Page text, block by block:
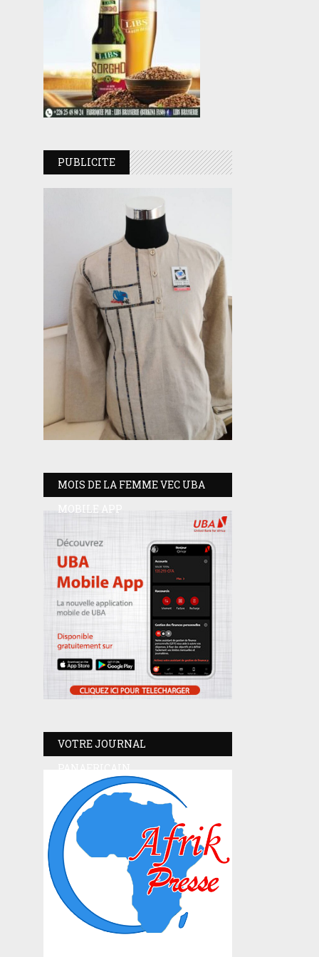
PUBLICITE
MOIS DE LA FEMME VEC UBA
MOBILE APP
VOTRE JOURNAL